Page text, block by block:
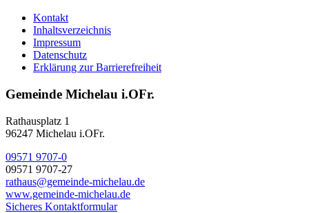
Kontakt
Inhaltsverzeichnis
Impressum
Datenschutz
Erklärung zur Barrierefreiheit
Gemeinde Michelau i.OFr.
Rathausplatz 1
96247 Michelau i.OFr.
09571 9707-0
09571 9707-27
rathaus@gemeinde-michelau.de
www.gemeinde-michelau.de
Sicheres Kontaktformular